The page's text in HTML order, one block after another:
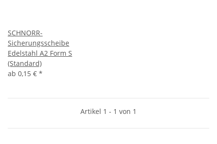
SCHNORR-
Sicherungsscheibe
Edelstahl A2 Form S
(Standard)
ab 0,15 € *
Artikel 1 - 1 von 1